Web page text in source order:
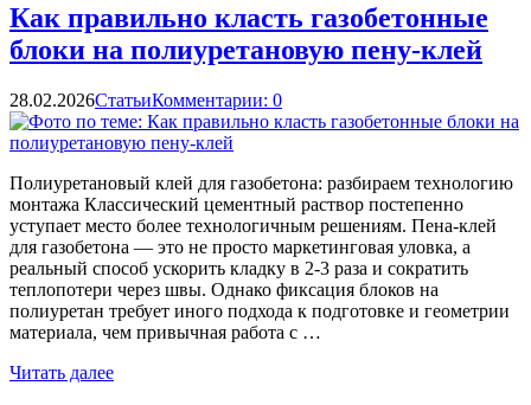
Как правильно класть газобетонные
блоки на полиуретановую пену-клей
28.02.2026СтатьиКомментарии: 0
Полиуретановый клей для газобетона: разбираем технологию
монтажа Классический цементный раствор постепенно
уступает место более технологичным решениям. Пена-клей
для газобетона — это не просто маркетинговая уловка, а
реальный способ ускорить кладку в 2-3 раза и сократить
теплопотери через швы. Однако фиксация блоков на
полиуретан требует иного подхода к подготовке и геометрии
материала, чем привычная работа с …
Читать далее